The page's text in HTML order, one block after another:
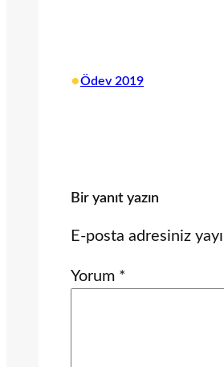
•Ödev 2019
Bir yanıt yazın
E-posta adresiniz
Yorum *